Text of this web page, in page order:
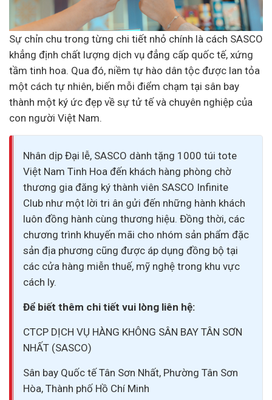
Sự chỉn chu trong từng chi tiết nhỏ chính là cách SASCO
khẳng định chất lượng dịch vụ đẳng cấp quốc tế, xứng
tầm tinh hoa. Qua đó, niềm tự hào dân tộc được lan tỏa
một cách tự nhiên, biến mỗi điểm chạm tại sân bay
thành một ký ức đẹp về sự tử tế và chuyên nghiệp của
con người Việt Nam.
Nhân dịp Đại lễ, SASCO dành tặng 1000 túi tote
Việt Nam Tinh Hoa đến khách hàng phòng chờ
thương gia đăng ký thành viên SASCO Infinite
Club như một lời tri ân gửi đến những hành khách
luôn đồng hành cùng thương hiệu. Đồng thời, các
chương trình khuyến mãi cho nhóm sản phẩm đặc
sản địa phương cũng được áp dụng đồng bộ tại
các cửa hàng miễn thuế, mỹ nghệ trong khu vực
cách ly.
Để biết thêm chi tiết vui lòng liên hệ:
CTCP DỊCH VỤ HÀNG KHÔNG SÂN BAY TÂN SƠN
NHẤT (SASCO)
Sân bay Quốc tế Tân Sơn Nhất, Phường Tân Sơn
Hòa, Thành phố Hồ Chí Minh